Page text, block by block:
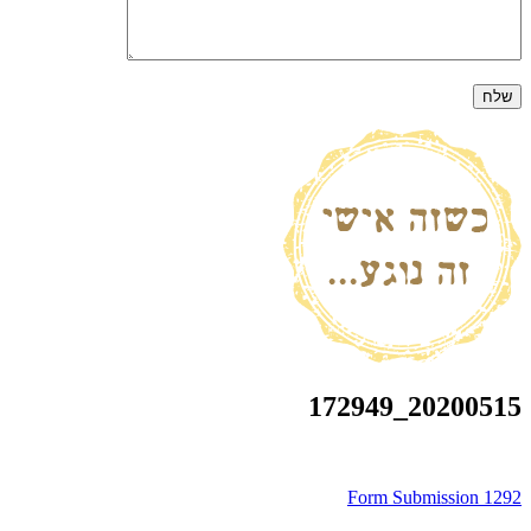
20200515_172949
ניווט
Form Submission 1292